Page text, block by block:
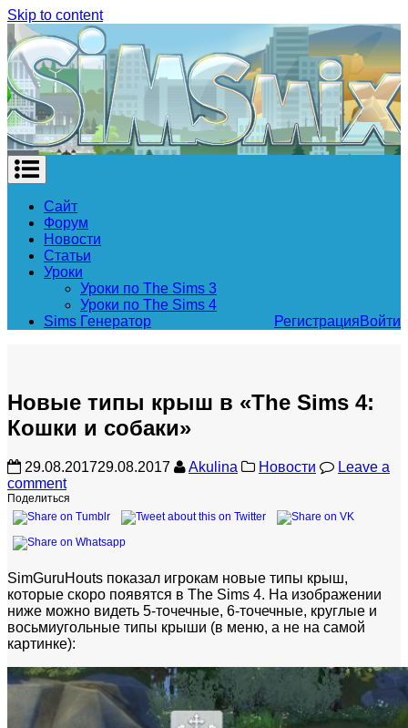
Skip to content
Сайт
Форум
Новости
Статьи
Уроки
Уроки по The Sims 3
Уроки по The Sims 4
Войти
Регистрация
Sims Генератор
Новые типы крыш в «The Sims 4:
Кошки и собаки»
29.08.201729.08.2017 Akulina Новости
Leave a
comment
Поделиться
SimGuruHouts показал игрокам новые типы крыш,
которые скоро появятся в The Sims 4. На изображении
ниже можно видеть 5-точечные, 6-точечные, круглые и
восьмиугольные типы крыши (в меню, а не на самой
картинке):